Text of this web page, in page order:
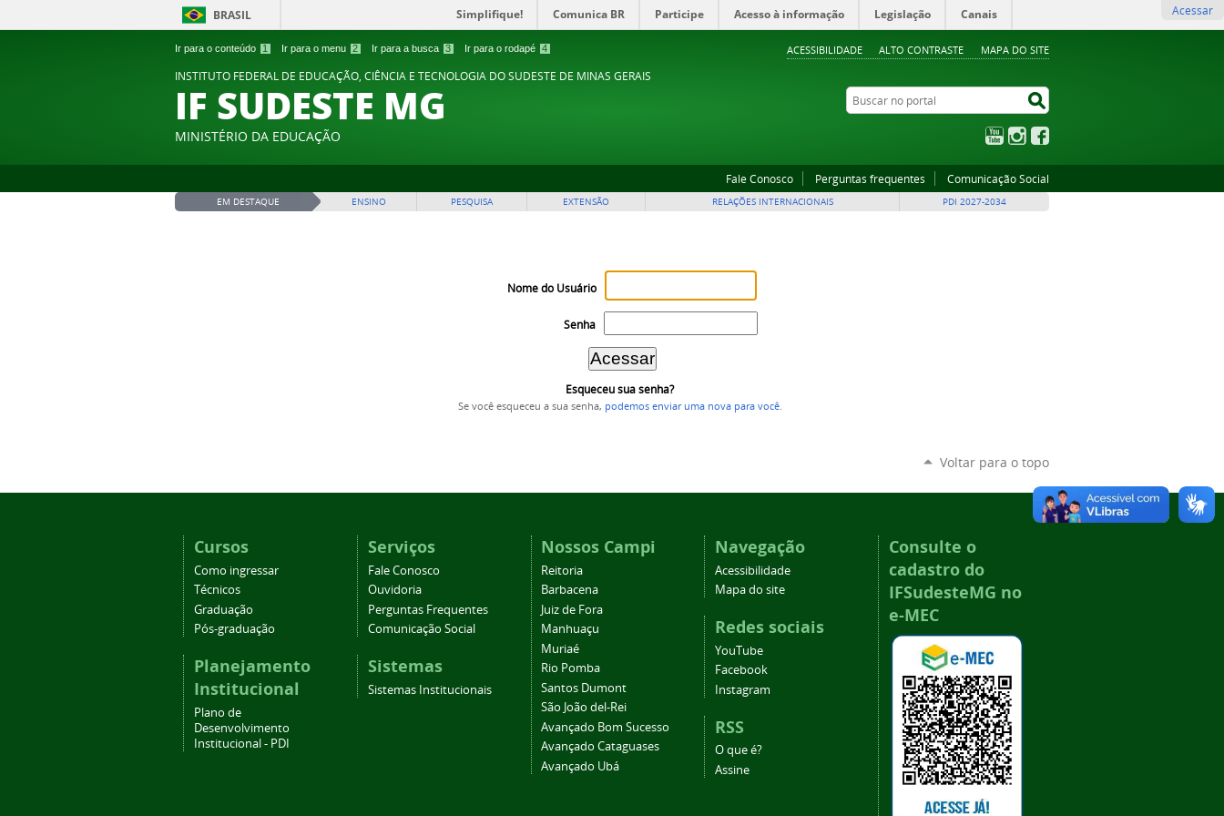
Ir para o conteúdo 1 Ir para o menu 2 Ir para a busca 3 Ir para o rodapé 4 ACESSIBILIDADE ALTO CONTRASTE MAPA DO SITE
BRASIL Simplifique! Comunica BR Participe Acesso à informação Legislação Canais Acessar
INSTITUTO FEDERAL DE EDUCAÇÃO, CIÊNCIA E TECNOLOGIA DO SUDESTE DE MINAS GERAIS
IF SUDESTE MG
MINISTÉRIO DA EDUCAÇÃO
Buscar no portal
YouTubeInstagram
Fale Conosco Perguntas frequentes Comunicação Social
EM DESTAQUE ENSINO PESQUISA EXTENSÃO RELAÇÕES INTERNACIONAIS PDI 2027-2034
Nome do Usuário
Senha
Esqueceu sua senha?
Se você esqueceu a sua senha, podemos enviar uma nova para você.
Voltar para o topo
Cursos
Como ingressar
Técnicos
Graduação
Pós-graduação
Planejamento
Institucional
Plano de
Desenvolvimento
Institucional - PDI
Serviços
Fale Conosco
Ouvidoria
Perguntas Frequentes
Comunicação Social
Sistemas
Sistemas Institucionais
Nossos Campi
Reitoria
Barbacena
Juiz de Fora
Manhuaçu
Muriaé
Rio Pomba
Santos Dumont
São João del-Rei
Avançado Bom Sucesso
Avançado Cataguases
Avançado Ubá
Navegação
Acessibilidade
Mapa do site
Redes sociais
YouTube
Facebook
Instagram
RSS
O que é?
Assine
Consulte o
cadastro do
IFSudesteMG no
e-MEC